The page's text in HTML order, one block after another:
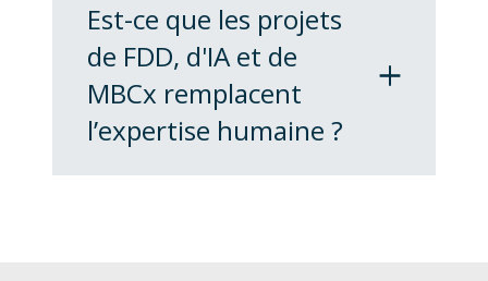
quels protocoles sont utilisés et
comment les réseaux sont
segmentés et sécurisés
Est-ce que les projets
de FDD, d'IA et de
MBCx remplacent
l’expertise humaine ?